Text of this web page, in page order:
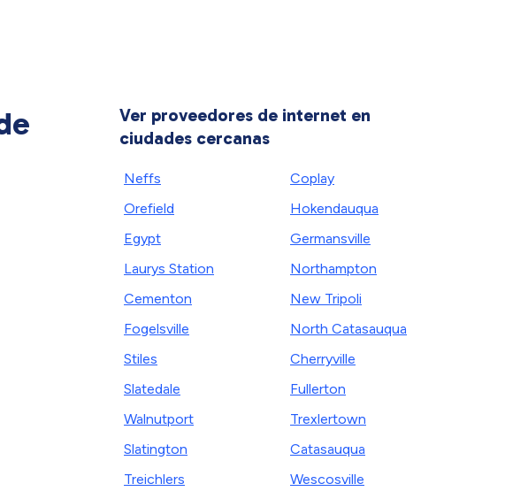
Ver proveedores de internet en
ciudades cercanas
Neffs
Orefield
Egypt
Laurys Station
Cementon
Fogelsville
Stiles
Slatedale
Walnutport
Slatington
Treichlers
Coplay
Hokendauqua
Germansville
Northampton
New Tripoli
North Catasauqua
Cherryville
Fullerton
Trexlertown
Catasauqua
Wescosville